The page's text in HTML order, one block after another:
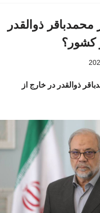
ذوالقدر
کشور؟
ذوالقدر در خارج از